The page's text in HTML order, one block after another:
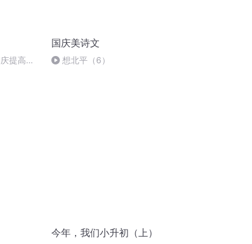
提高班
国庆美诗文
想北平（6）
今年，我们小升初（上）